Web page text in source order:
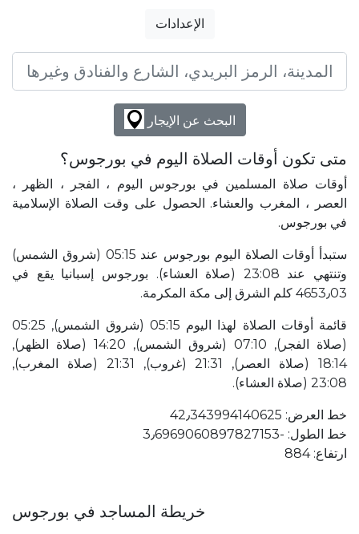
الإعدادات
البحث عن الإيجار
متى تكون أوقات الصلاة اليوم في بورجوس؟
أوقات صلاة المسلمين في بورجوس اليوم ، الفجر ، الظهر ،
العصر ، المغرب والعشاء. الحصول على وقت الصلاة الإسلامية
في بورجوس.
ستبدأ أوقات الصلاة اليوم بورجوس عند 05:15 (شروق الشمس)
وتنتهي عند 23:08 (صلاة العشاء). بورجوس إسبانيا يقع في
4653٫03 كلم الشرق إلى مكة المكرمة.
قائمة أوقات الصلاة لهذا اليوم 05:15 (شروق الشمس), 05:25
(صلاة الفجر), 07:10 (شروق الشمس), 14:20 (صلاة الظهر),
18:14 (صلاة العصر), 21:31 (غروب), 21:31 (صلاة المغرب),
23:08 (صلاة العشاء).
خط العرض: 42٫343994140625
خط الطول: ؜-3٫6969060897827153
ارتفاع: 884
خريطة المساجد في بورجوس